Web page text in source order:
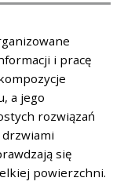
i pracę
a jego
rozwiązań
drzwiami
się
powierzchni.